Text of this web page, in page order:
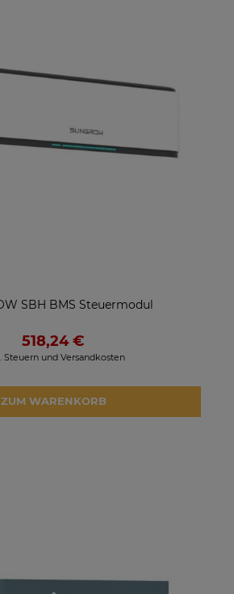
SBH BMS Steuermodul
518,24 €
Steuern und Versandkosten
ZUM WARENKORB